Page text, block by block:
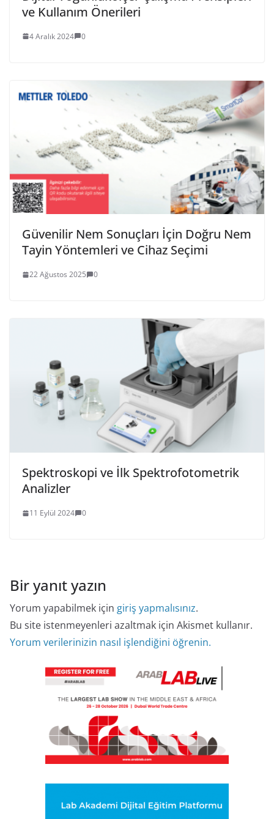
ve Kullanım Önerileri
4 Aralık 2024 0
Güvenilir Nem Sonuçları İçin Doğru Nem
Tayin Yöntemleri ve Cihaz Seçimi
22 Ağustos 2025 0
Spektroskopi ve İlk Spektrofotometrik
Analizler
11 Eylül 2024 0
Bir yanıt yazın
Yorum yapabilmek için giriş yapmalısınız.
Bu site istenmeyenleri azaltmak için Akismet kullanır.
Yorum verilerinizin nasıl işlendiğini öğrenin.